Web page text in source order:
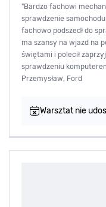
"Bardzo fachowi
sprawdzenie
fachowo podszedł do
ma szansy na wjazd na
świętami i polecił
sprawdzeniu
Przemysław, Ford
Warsztat nie